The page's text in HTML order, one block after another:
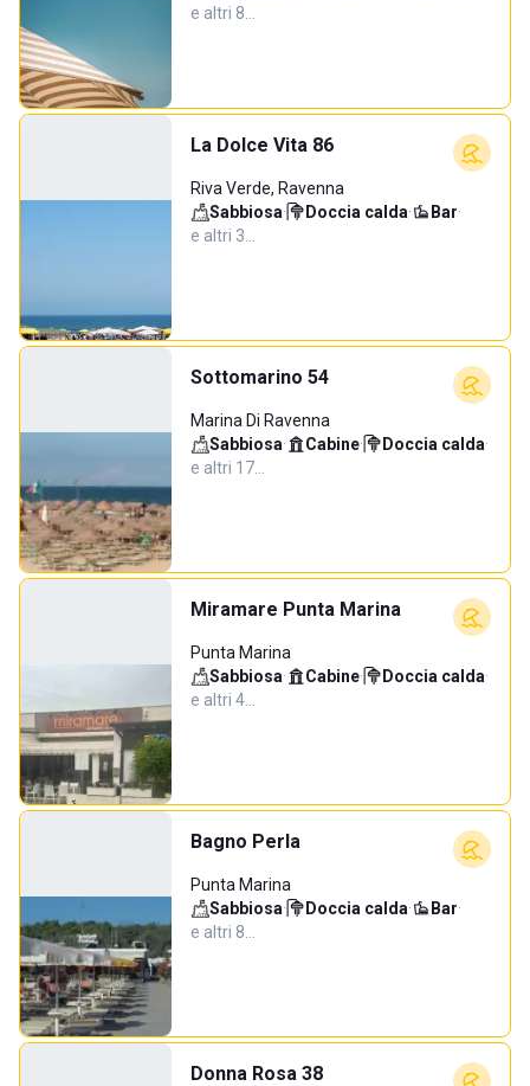
e altri 8…
La Dolce Vita 86
Riva Verde, Ravenna
Sabbiosa· Doccia calda· Bar·
e altri 3…
Sottomarino 54
Marina Di Ravenna
Sabbiosa· Cabine· Doccia calda·
e altri 17…
Miramare Punta Marina
Punta Marina
Sabbiosa· Cabine· Doccia calda·
e altri 4…
Bagno Perla
Punta Marina
Sabbiosa· Doccia calda· Bar·
e altri 8…
Donna Rosa 38